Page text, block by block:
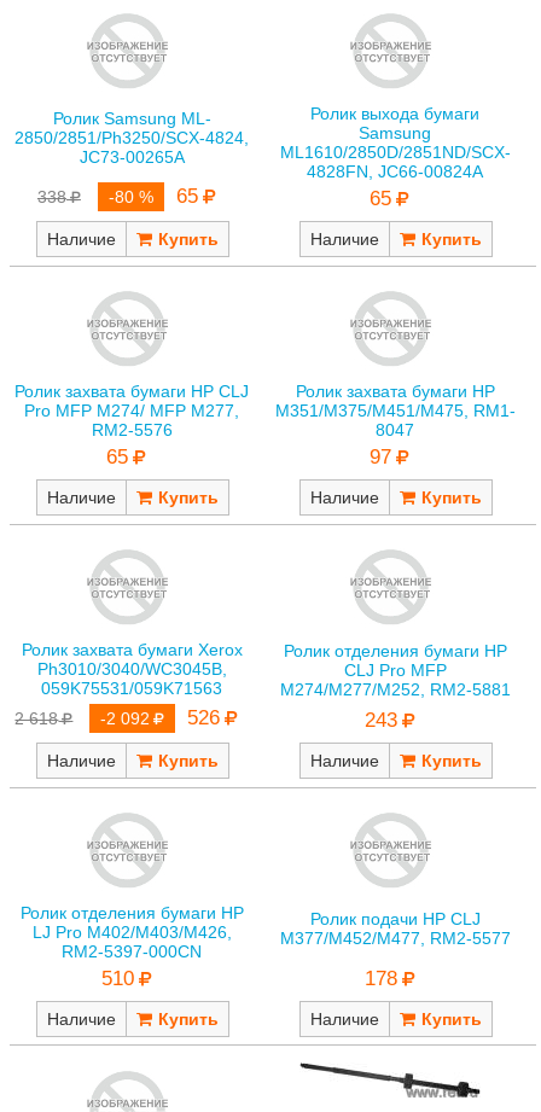
Ролик Samsung ML-
2850/2851/Ph3250/SCX-4824,
JC73-00265A
338 -80 % 65
Наличие
Ролик выхода бумаги
Samsung
ML1610/2850D/2851ND/SCX-
4828FN, JC66-00824A
65
Наличие
Ролик захвата бумаги HP CLJ
Pro MFP M274/ MFP M277,
RM2-5576
65
Наличие
Ролик захвата бумаги HP
M351/M375/M451/M475, RM1-
8047
97
Наличие
Ролик захвата бумаги Xerox
Ph3010/3040/WC3045B,
059K75531/059K71563
2 618
-2 092 526
Наличие
Ролик отделения бумаги HP
CLJ Pro MFP
M274/M277/M252, RM2-5881
243
Наличие
Ролик отделения бумаги HP
LJ Pro M402/M403/M426,
RM2-5397-000CN
510
Наличие
Ролик подачи HP CLJ
M377/M452/M477, RM2-5577
178
Наличие